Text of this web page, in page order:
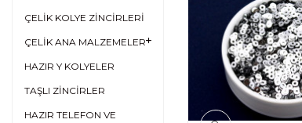
ÇELİK KOLYE ZİNCİRLERİ
ÇELİK ANA MALZEMELER
HAZIR Y KOLYELER
TAŞLI ZİNCİRLER
HAZIR TELEFON VE